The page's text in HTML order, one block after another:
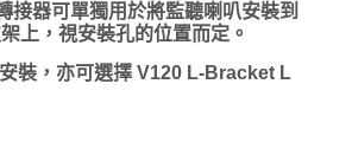
接器可單獨用於將監聽喇叭安裝到
上，視安裝孔的位置而定。
裝，亦可選擇 V120 L-Bracket L